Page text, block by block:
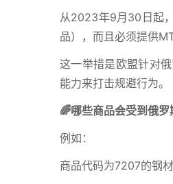
从2023年9月30日起
品），而且必须提供
这一举措是欧盟针对
能力来打击规避行为。
🌈哪些商品会受到俄罗
例如：
商品代码为7207的钢